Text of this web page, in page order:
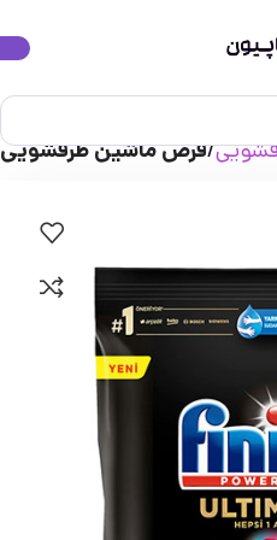
قرص ماشین ظرفشویی